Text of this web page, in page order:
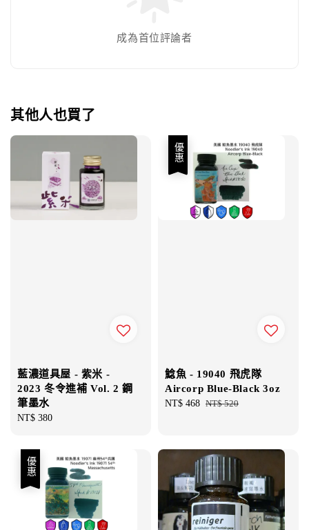
成為首位評論者
其他人也買了
藍濃道具屋 - 紫米 -
2023 冬令進補 Vol. 2 鋼
筆墨水
Regular
NT$ 380
優惠
鯰魚 - 19040 飛虎隊
Aircorp Blue-Black 3oz
Sale
NT$ 468 Regular
NT$ 520
優惠